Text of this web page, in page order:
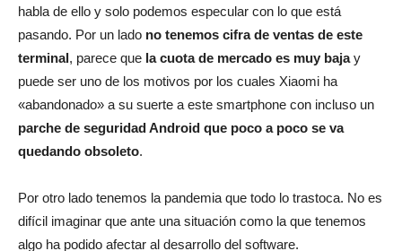
habla de ello y solo podemos especular con lo que está
pasando. Por un lado no tenemos cifra de ventas de este
terminal, parece que la cuota de mercado es muy bajay
puede ser uno de los motivos por los cuales Xiaomi ha
«abandonado» a su suerte a este smartphone con incluso un
parche de seguridad Android que poco a poco se va
quedando obsoleto.
Por otro lado tenemos la pandemia que todo lo trastoca. No es
difícil imaginar que ante una situación como la que tenemos
algo ha podido afectar al desarrollo del software.